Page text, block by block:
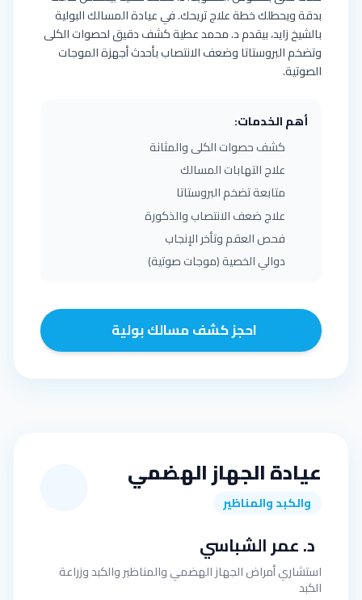
بدقة ويحطلك خطة علاج تريحك. في عيادة المسالك البولية
بالشيخ زايد، بيقدم د. محمد عطية كشف دقيق لحصوات الكلى
وتضخم البروستاتا وضعف الانتصاب بأحدث أجهزة الموجات
الصوتية.
أهم الخدمات:
كشف حصوات الكلى والمثانة
علاج التهابات المسالك
متابعة تضخم البروستاتا
علاج ضعف الانتصاب والذكورة
فحص العقم وتأخر الإنجاب
دوالي الخصية (موجات صوتية)
احجز كشف مسالك بولية
عيادة الجهاز الهضمي
والكبد والمناظير
د. عمر الشباسي
استشاري أمراض الجهاز الهضمي والمناظير والكبد وزراعة
الكبد